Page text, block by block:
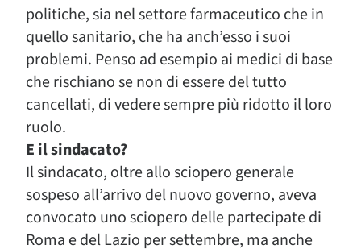
politiche, sia nel settore farmaceutico che in
quello sanitario, che ha anch’esso i suoi
problemi. Penso ad esempio ai medici di base
che rischiano se non di essere del tutto
cancellati, di vedere sempre più ridotto il loro
ruolo.
E il sindacato?
Il sindacato, oltre allo sciopero generale
sospeso all’arrivo del nuovo governo, aveva
convocato uno sciopero delle partecipate di
Roma e del Lazio per settembre, ma anche